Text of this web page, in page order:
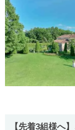
【先着3組様へ